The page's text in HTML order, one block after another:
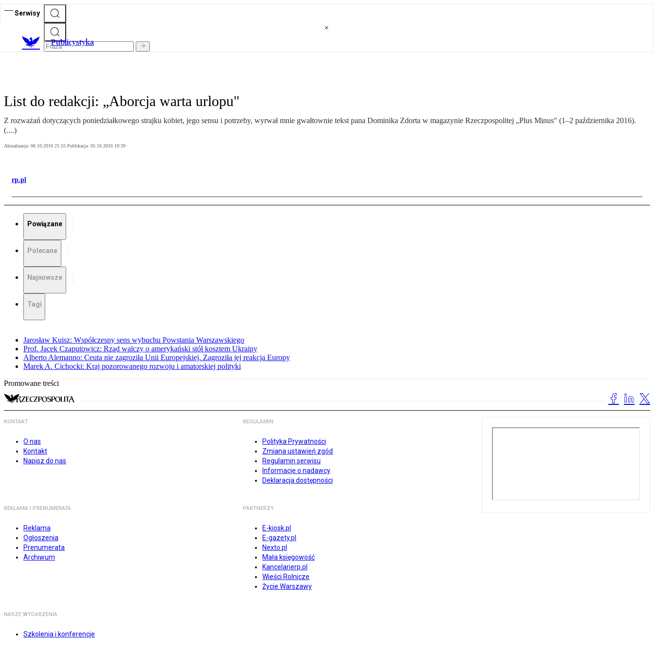
Serwisy
Publicystyka
List do redakcji: „Aborcja warta urlopu"
Z rozważań dotyczących poniedziałkowego strajku kobiet, jego sensu i potrzeby, wyrwał mnie gwałtownie tekst pana Dominika Zdorta w magazynie Rzeczpospolitej „Plus Minus" (1–2 października 2016).
(....)
Aktualizacja: 06.10.2016 21:55 Publikacja: 05.10.2016 19:39
rp.pl
Powiązane
Polecane
Najnowsze
Tagi
Jarosław Kuisz: Współczesny sens wybuchu Powstania Warszawskiego
Prof. Jacek Czaputowicz: Rząd walczy o amerykański stół kosztem Ukrainy
Alberto Alemanno: Ceuta nie zagroziła Unii Europejskiej. Zagroziła jej reakcja Europy
Marek A. Cichocki: Kraj pozorowanego rozwoju i amatorskiej polityki
Promowane treści
KONTAKT
O nas
Kontakt
Napisz do nas
REGULAMIN
Polityka Prywatności
Zmiana ustawień zgód
Regulamin serwisu
Informacje o nadawcy
Deklaracja dostępności
REKLAMA I PRENUMERATA
Reklama
Ogłoszenia
Prenumerata
Archiwum
PARTNERZY
E-kiosk.pl
E-gazety.pl
Nexto.pl
Mała księgowość
Kancelarierp.pl
Wieści Rolnicze
Życie Warszawy
NASZE WYDARZENIA
Szkolenia i konferencje